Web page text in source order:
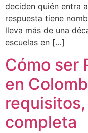
deciden quién entra
respuesta tiene
lleva más de una
escuelas en […]
Cómo ser
en
completa